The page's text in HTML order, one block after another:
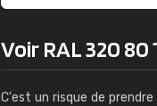
Voir RAL 320 80
C'est un risque de